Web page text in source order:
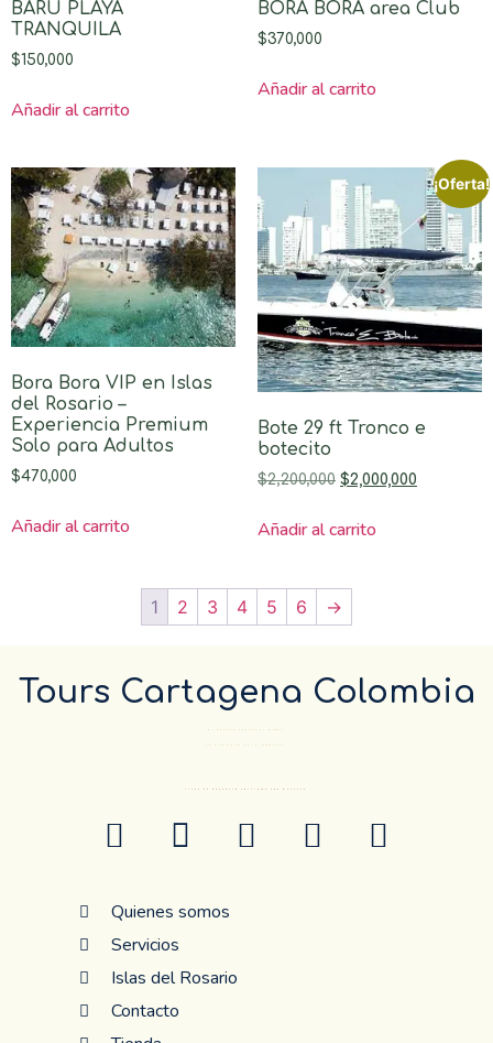
BARÚ PLAYA
TRANQUILA
$150,000
Añadir al carrito
BORA BORA area Club
$370,000
Añadir al carrito
Bora Bora VIP en Islas
del Rosario –
Experiencia Premium
Solo para Adultos
$470,000
Añadir al carrito
¡Oferta!
Bote 29 ft Tronco e
botecito
$2,200,000 $2,000,000
Añadir al carrito
1 2 3 4 5 6 →
Tours Cartagena Colombia
Quienes somos
Servicios
Islas del Rosario
Contacto